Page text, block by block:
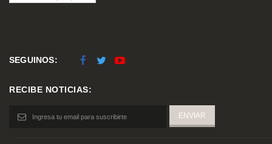
SEGUINOS:
RECIBE NOTICIAS: